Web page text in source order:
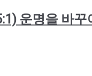
운명을 바꾸